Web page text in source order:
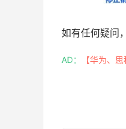
如有任何疑问
AD： 【华为、